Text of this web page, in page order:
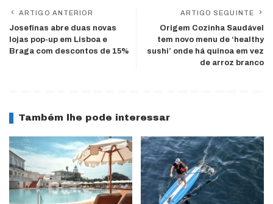
ARTIGO ANTERIOR
Josefinas abre duas novas
lojas pop-up em Lisboa e
Braga com descontos de 15%
ARTIGO SEGUINTE
Origem Cozinha Saudável
tem novo menu de ‘healthy
sushi’ onde há quinoa em vez
de arroz branco
Também lhe pode interessar